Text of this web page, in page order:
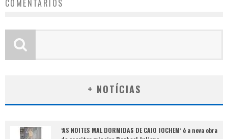
COMENTÁRIOS
+ NOTÍCIAS
‘AS NOITES MAL DORMIDAS DE CAIO JOCHEM’ é a nova obra